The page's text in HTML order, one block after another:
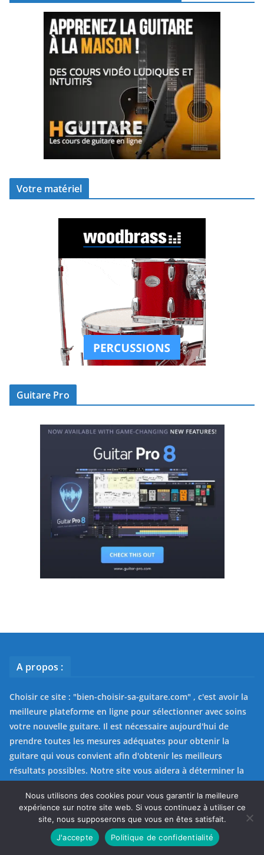
Votre matériel
Guitare Pro
A propos :
Choisir ce site : "bien-choisir-sa-guitare.com" , c'est avoir la
meilleure plateforme en ligne pour sélectionner avec soins
votre nouvelle guitare. Il est nécessaire aujourd'hui de
prendre toutes les mesures adéquates pour obtenir la
guitare qui vous convient afin d'obtenir les meilleurs
résultats possibles. Notre site vous aidera à déterminer la
personnalisés. C’est avec soins que nous avons publié ces
articles pour vous aider dans votre choix. Utilisez les liens
situés en bas de chaque article pour trouver rapidement la
guitare qui conviendra à toutes vos attentes.
Nous utilisons des cookies pour vous garantir la meilleure
expérience sur notre site web. Si vous continuez à utiliser ce
site, nous supposerons que vous en êtes satisfait.
J'accepte
Politique de confidentialité